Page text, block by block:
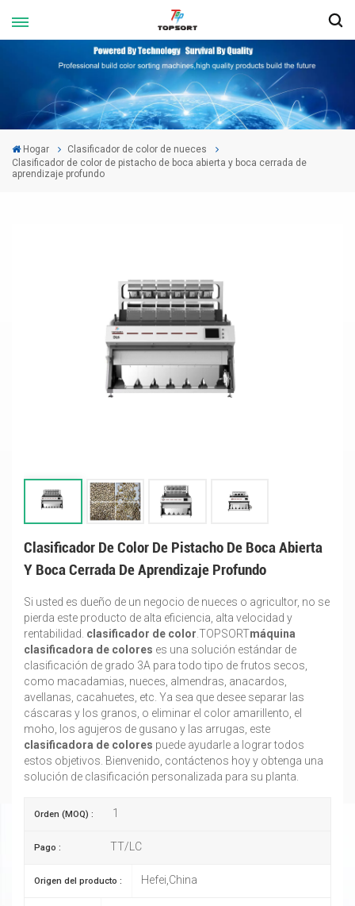
Hogar
Clasificador de color de nueces
Clasificador de color de pistacho de boca abierta y boca cerrada de
aprendizaje profundo
Clasificador De Color De Pistacho De Boca Abierta
Y Boca Cerrada De Aprendizaje Profundo
Si usted es dueño de un negocio de nueces o agricultor, no se
pierda este producto de alta eficiencia, alta velocidad y
rentabilidad. clasificador de color .TOPSORTmáquina
clasificadora de colores es una solución estándar de
clasificación de grado 3A para todo tipo de frutos secos,
como macadamias, nueces, almendras, anacardos,
avellanas, cacahuetes, etc. Ya sea que desee separar las
cáscaras y los granos, o eliminar el color amarillento, el
moho, los agujeros de gusano y las arrugas, este
clasificadora de colores puede ayudarle a lograr todos
estos objetivos. Bienvenido, contáctenos hoy y obtenga una
solución de clasificación personalizada para su planta.
Orden (MOQ) : 1
Pago : TT/LC
Origen del producto : Hefei,China